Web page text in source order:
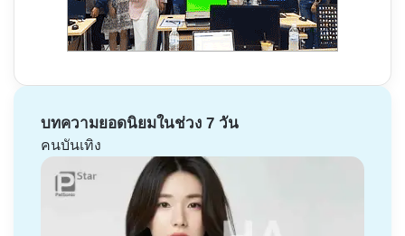
บทความยอดนิยมในช่วง 7 วัน
คนบันเทิง